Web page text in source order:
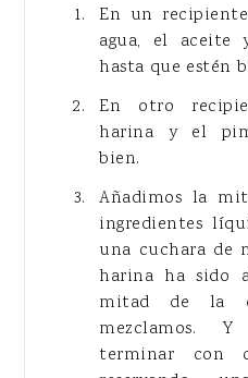
En un
agua, el aceite
hasta que estén
En otro
harina y el
bien.
Añadimos la
ingredientes
una cuchara de
harina ha sido
mitad de la
mezclamos.
terminar con